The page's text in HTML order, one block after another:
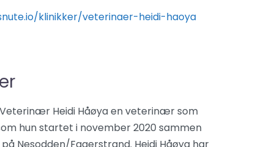
klinikker/veterinaer-heidi-haoya
Heidi Håøya en veterinær som
hun startet i november 2020 sammen